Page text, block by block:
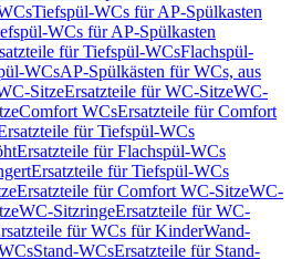
Tiefspül-WCs für AP-Spülkasten
WCs für AP-Spülkasten
für Tiefspül-WCsFlachspül-
WCsAP-Spülkästen für WCs, aus
SitzeErsatzteile für WC-SitzeWC-
Comfort WCsErsatzteile für Comfort
für Tiefspül-WCs
Ersatzteile für Flachspül-WCs
Ersatzteile für Tiefspül-WCs
Ersatzteile für Comfort WC-SitzeWC-
WC-SitzringeErsatzteile für WC-
für WCs für KinderWand-
Stand-WCsErsatzteile für Stand-